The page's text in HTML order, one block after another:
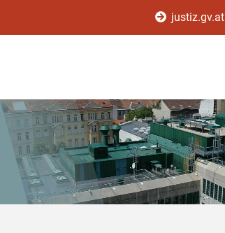
justiz.gv.at